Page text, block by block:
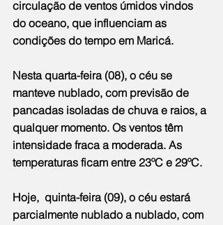
circulação de ventos úmidos vindos
do oceano, que influenciam as
condições do tempo em Maricá.
Nesta quarta-feira (08), o céu se
manteve nublado, com previsão de
pancadas isoladas de chuva e raios, a
qualquer momento. Os ventos têm
intensidade fraca a moderada. As
temperaturas ficam entre 23ºC e 29ºC.
Hoje,  quinta-feira (09), o céu estará
parcialmente nublado a nublado, com